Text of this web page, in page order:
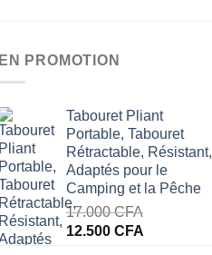
EN PROMOTION
Tabouret Pliant
Portable, Tabouret
Rétractable, Résistant,
Adaptés pour le
Camping et la Pêche
17.000CFA
Le
12.500 CFA